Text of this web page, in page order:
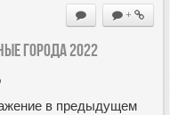
+
города 2022
в предыдущем